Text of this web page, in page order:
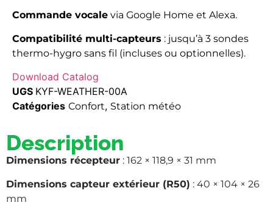
Commande vocale via Google Home et Alexa.
Compatibilité multi-capteurs : jusqu’à 3 sondes
thermo-hygro sans fil (incluses ou optionnelles).
Download Catalog
UGS KYF-WEATHER-00A
Catégories Confort, Station météo
Description
Dimensions récepteur : 162 × 118,9 × 31 mm
Dimensions capteur extérieur (R50) : 40 × 104 × 26
mm